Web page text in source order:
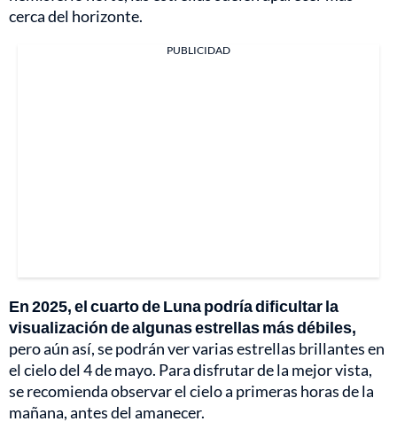
cerca del horizonte.
PUBLICIDAD
En 2025, el cuarto de Luna podría dificultar la
visualización de algunas estrellas más débiles,
pero aún así, se podrán ver varias estrellas brillantes en
el cielo del 4 de mayo. Para disfrutar de la mejor vista,
se recomienda observar el cielo a primeras horas de la
mañana, antes del amanecer.